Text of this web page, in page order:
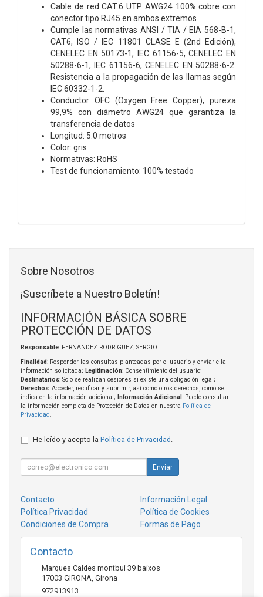
Cable de red CAT.6 UTP AWG24 100% cobre con
conector tipo RJ45 en ambos extremos
Cumple las normativas ANSI / TIA / EIA 568-B-1,
CAT6, ISO / IEC 11801 CLASE E (2nd Edición),
CENELEC EN 50173-1, IEC 61156-5, CENELEC EN
50288-6-1, IEC 61156-6, CENELEC EN 50288-6-2.
Resistencia a la propagación de las llamas según
IEC 60332-1-2.
Conductor OFC (Oxygen Free Copper), pureza
99,9% con diámetro AWG24 que garantiza la
transferencia de datos
Longitud: 5.0 metros
Color: gris
Normativas: RoHS
Test de funcionamiento: 100% testado
Sobre Nosotros
¡Suscríbete a Nuestro Boletín!
INFORMACIÓN BÁSICA SOBRE
PROTECCIÓN DE DATOS
Responsable: FERNANDEZ RODRIGUEZ, SERGIO
Finalidad: Responder las consultas planteadas por el usuario y enviarle la
información solicitada; Legitimación: Consentimiento del usuario;
Destinatarios: Solo se realizan cesiones si existe una obligación legal;
Derechos: Acceder, rectificar y suprimir, así como otros derechos, como se
indica en la información adicional;
Información Adicional : Puede consultar
la información completa de Protección de Datos en nuestra Política de
Privacidad
He leído y acepto la Política de Privacidad
Enviar
Contacto
Información Legal
Política Privacidad
Política de Cookies
Condiciones de Compra
Formas de Pago
Contacto
Marques Caldes montbui 39 baixos
17003 GIRONA Girona
972913913